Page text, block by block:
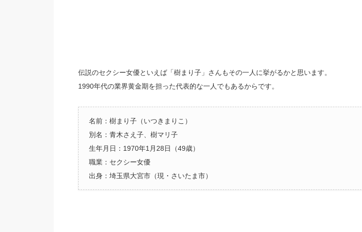
伝説のセクシー女優といえば「樹まり子」さんもその一人に挙がるかと思います。
1990年代の業界黄金期を担った代表的な一人でもあるからです。
名前：樹まり子（いつきまりこ）
別名：青木さえ子、樹マリ子
生年月日：1970年1月28日（49歳）
職業：セクシー女優
出身：埼玉県大宮市（現・さいたま市）